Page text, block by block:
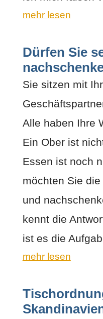
mehr lesen
Dürfen Sie
Sie sitzen mit
Alle haben Ihre
Ein Ober ist
Essen ist noch
möchten Sie
und
kennt die
ist es die
mehr lesen